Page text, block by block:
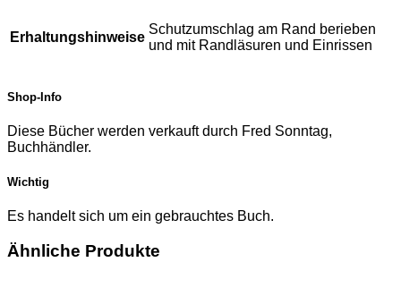
Erhaltungshinweise
Schutzumschlag am Rand berieben
und mit Randläsuren und Einrissen
Shop-Info
Diese Bücher werden verkauft durch Fred Sonntag,
Buchhändler.
Wichtig
Es handelt sich um ein gebrauchtes Buch.
Ähnliche Produkte